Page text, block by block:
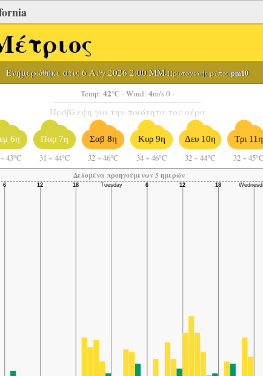
Ενημερώθηκε στις 6 Αυγ 2026 2:00 ΜΜ-Πρωτογενής ρύπος:pm10
Temp: 42°C - Wind: 4m/s 0 -
Πρόβλεψη για την ποιότητα του αέρα
6η
~ 43°C
Παρ 7η
31 ~ 44°C
Σαβ 8η
32 ~ 46°C
Κυρ 9η
34 ~ 46°C
Δευ 10η
32 ~ 44°C
Τρι 11η
32 ~
Δεδομένα προηγούμενων 5 ημερών